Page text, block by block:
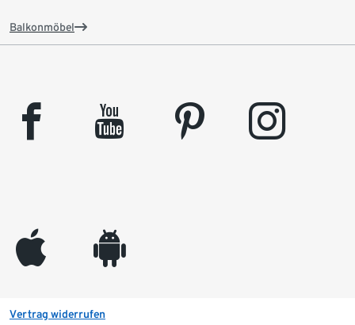
Balkonmöbel
facebook youtube pinterest instagram
appleinc android
Vertrag widerrufen